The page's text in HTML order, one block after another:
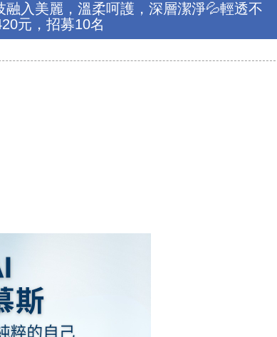
融入美麗，溫柔呵護，深層潔淨💦輕透不
元，招募10名